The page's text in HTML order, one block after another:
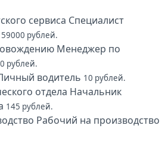
Специалист
59000 рублей.
Менеджер по
рублей.
водитель 10 рублей.
Начальник
145 рублей.
Рабочий на производство